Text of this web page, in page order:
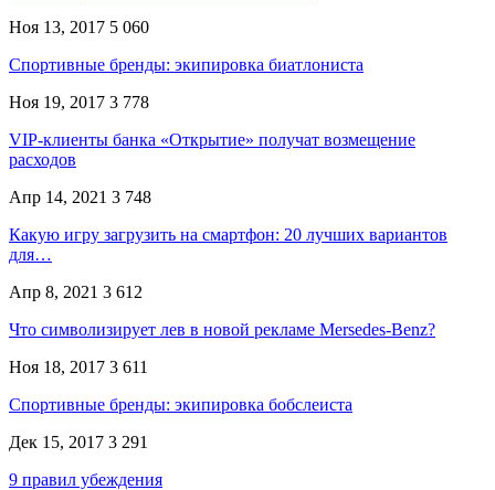
Ноя 13, 2017 5 060
Спортивные бренды: экипировка биатлониста
Ноя 19, 2017 3 778
VIP-клиенты банка «Открытие» получат возмещение
расходов
Апр 14, 2021 3 748
Какую игру загрузить на смартфон: 20 лучших вариантов
для…
Апр 8, 2021 3 612
Что символизирует лев в новой рекламе Mersedes-Benz?
Ноя 18, 2017 3 611
Спортивные бренды: экипировка бобслеиста
Дек 15, 2017 3 291
9 правил убеждения